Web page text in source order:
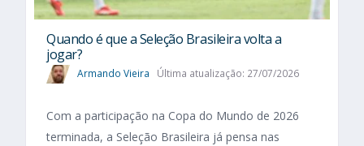
Quando é que a Seleção Brasileira volta a
jogar?
Armando Vieira Última atualização: 27/07/2026
Com a participação na Copa do Mundo de 2026
terminada, a Seleção Brasileira já pensa nas